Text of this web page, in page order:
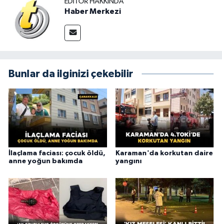
Haber Merkezi
Bunlar da ilginizi çekebilir
İlaçlama faciası: çocuk öldü,
anne yoğun bakımda
Karaman'da korkutan daire
yangını